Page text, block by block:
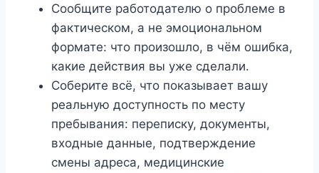
Сообщите работодателю о проблеме в
фактическом, а не эмоциональном
формате: что произошло, в чём ошибка,
какие действия вы уже сделали.
Соберите всё, что показывает вашу
реальную доступность по месту
пребывания: переписку, документы,
входные данные, подтверждение
смены адреса, медицинские